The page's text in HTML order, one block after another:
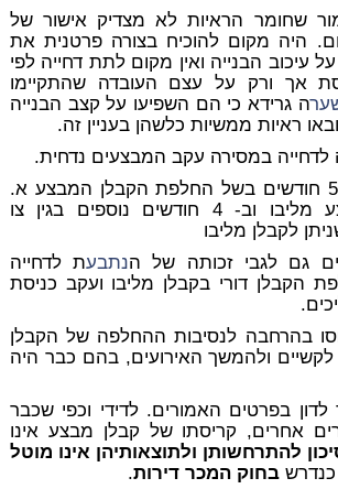
שחומר הראיות לא מצדיק אישור של
ולו של 30 יום. היה מקום להוכיח בצורה פרטנית את
הבנייה ואין מקום לתת דחייה לפי
אך ורק על עצם העובדה שהתקיימו
ה גרידאכי הם השפיעו על קצב הבנייה
ראיות ממשיות כלשהן בעניין זה.
דחיית המסירה ב- 5 חודשים בשל החלפת הקבלן המבצע א.
דורי בקבלן המבצע מליבו וב- 4 חודשים נוספים בגין צו
לקבלן מליבו
נתבעת לדחייה
הקבלן דורי בקבלן מליבו ועקב כניסת
בהרחבה לנסיבות ההחלפה של הקבלן
לקשיים ולהמשך האירועים, בהם כבר היה
לדון בפרטים האמורים. לדידי וכפי שכבר
אחרים, קריסתו של קבלן מבצע אינו
להתרחשותן ולתוצאותיהן אינו מוטל
בחוק המכר דירות.